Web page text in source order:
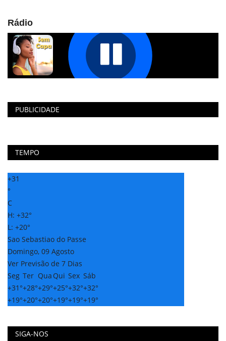
Rádio
PUBLICIDADE
TEMPO
+31
°
C
H: +32°
L: +20°
Sao Sebastiao do Passe
Domingo, 09 Agosto
Ver Previsão de 7 Dias
Seg Ter Qua Qui Sex Sáb
+31°+28°+29°+25°+32°+32°
+19°+20°+20°+19°+19°+19°
SIGA-NOS